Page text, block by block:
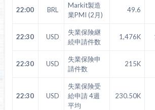
22:00 BRL
Markit製造
業PMI (2月)
49.6
22:30 USD
失業保険継
続申請件数
1,476K
22:30 USD
失業保険申
請件数
215K
22:30 USD
失業保険受
給申請 4週
平均
230.50K